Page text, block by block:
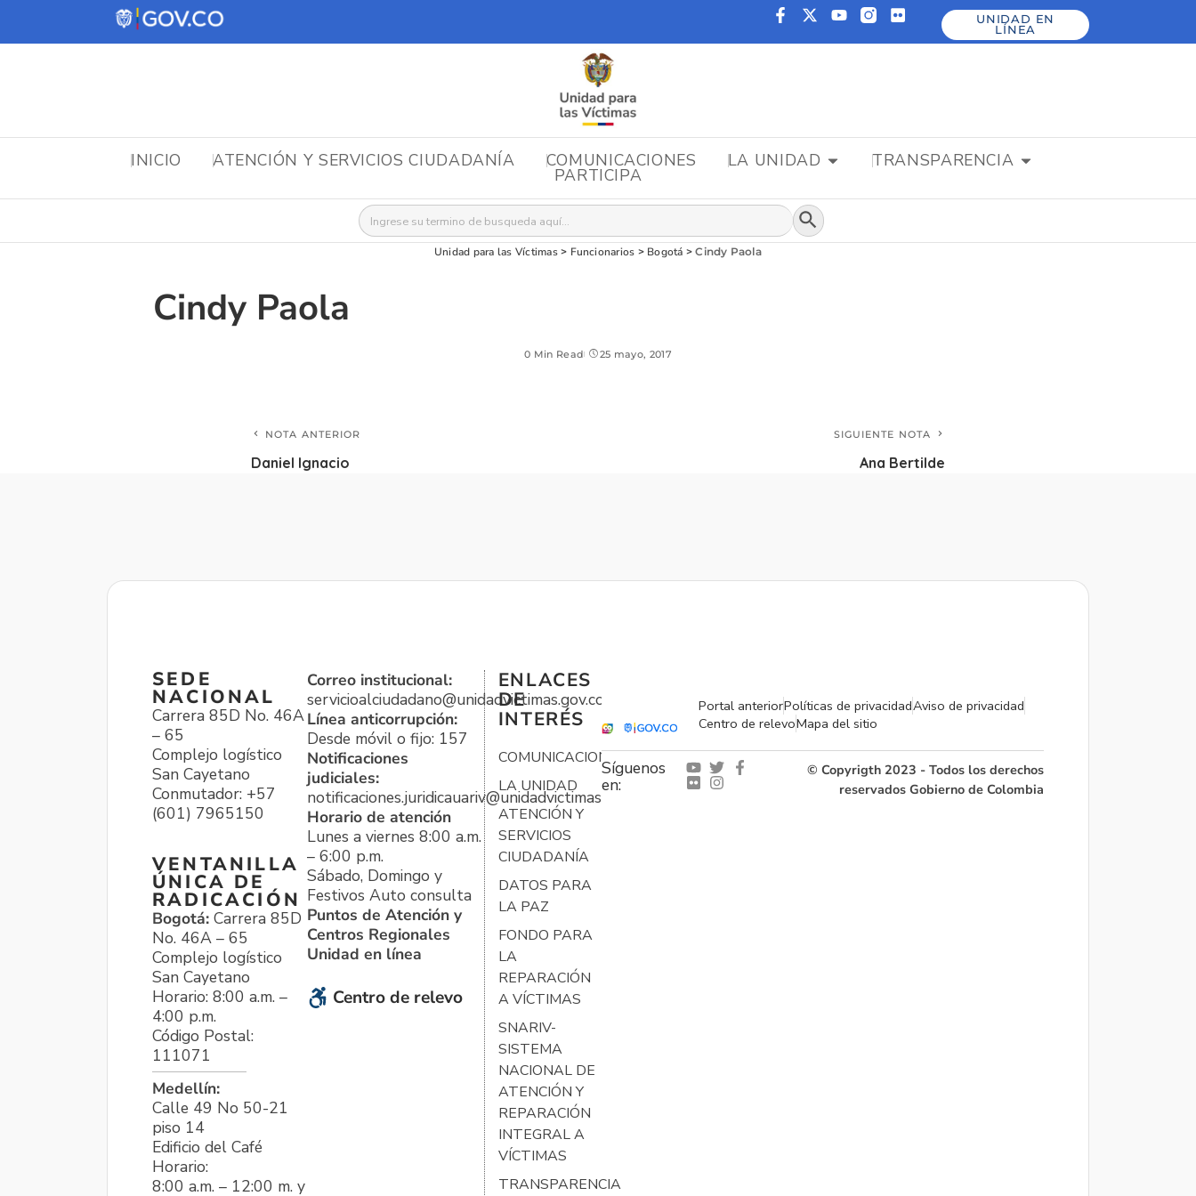
UNIDAD EN
LÍNEA
INICIO ATENCIÓN Y SERVICIOS CIUDADANÍA COMUNICACIONES LA UNIDAD TRANSPARENCIA
PARTICIPA
Buscar: Botón de búsqueda
Unidad para las Víctimas> Funcionarios > Bogotá >Cindy Paola
Cindy Paola
0 Min Read 25 mayo, 2017
NOTA ANTERIOR
Daniel Ignacio
SIGUIENTE NOTA
Ana Bertilde
SEDE
NACIONAL
Carrera 85D No. 46A
– 65
Complejo logístico
San Cayetano
Conmutador: +57
(601) 7965150
VENTANILLA
ÚNICA DE
RADICACIÓN
Bogotá: Carrera 85D
No. 46A – 65
Complejo logístico
San Cayetano
Horario: 8:00 a.m. –
4:00 p.m.
Código Postal:
111071
Medellín:
Calle 49 No 50-21
piso 14
Edificio del Café
Horario:
8:00 a.m. – 12:00 m. y
Correo institucional:
servicioalciudadano@unidadvictimas.gov.co
Línea anticorrupción:
Desde móvil o fijo: 157
Notificaciones
judiciales:
notificaciones.juridicauariv@unidadvictimas.gov.co
Horario de atención
Lunes a viernes 8:00 a.m.
– 6:00 p.m.
Sábado, Domingo y
Festivos Auto consulta
Puntos de Atención y
Centros Regionales
Unidad en línea
Centro de relevo
ENLACES
DE
INTERÉS
COMUNICACIONES
LA UNIDAD
ATENCIÓN Y
SERVICIOS
CIUDADANÍA
DATOS PARA
LA PAZ
FONDO PARA
LA
REPARACIÓN
A VÍCTIMAS
SNARIV-
SISTEMA
NACIONAL DE
ATENCIÓN Y
REPARACIÓN
INTEGRAL A
VÍCTIMAS
TRANSPARENCIA
Portal anteriorPolíticas de privacidadAviso de privacidad
Centro de relevoMapa del sitio
Síguenos
en:
© Copyrigth 2023 - Todos los derechos
reservados Gobierno de Colombia